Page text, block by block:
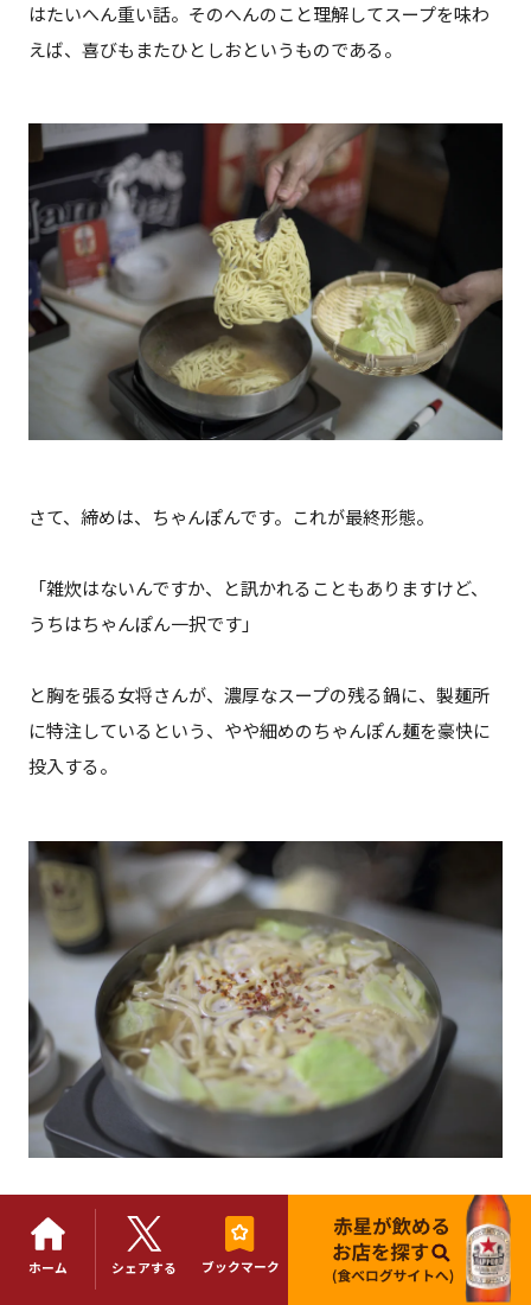
はたいへん重い話。そのへんのこと理解してスープを味わ
えば、喜びもまたひとしおというものである。
さて、締めは、ちゃんぽんです。これが最終形態。
「雑炊はないんですか、と訊かれることもありますけど、
うちはちゃんぽん一択です」
と胸を張る女将さんが、濃厚なスープの残る鍋に、製麺所
に特注しているという、やや細めのちゃんぽん麺を豪快に
投入する。
「麺は硬めを好む方、ぐずぐずにスープを吸った状態のを
好む方、さまざまですね。お鍋を食べて、もう何もお腹に
ホーム シェアする ブックマーク